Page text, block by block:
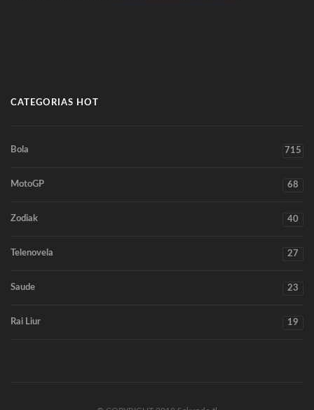
CATEGORIAS HOT
Bola 715
MotoGP 68
Zodiak 40
Telenovela 27
Saude 23
Rai Liur 19